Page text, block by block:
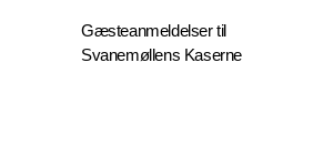
Gæsteanmeldelser til
Svanemøllens Kaserne